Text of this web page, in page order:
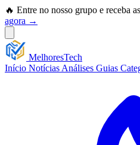
🔥 Entre no nosso grupo e receba
agora →
MelhoresTech
Início Notícias Análises Guias